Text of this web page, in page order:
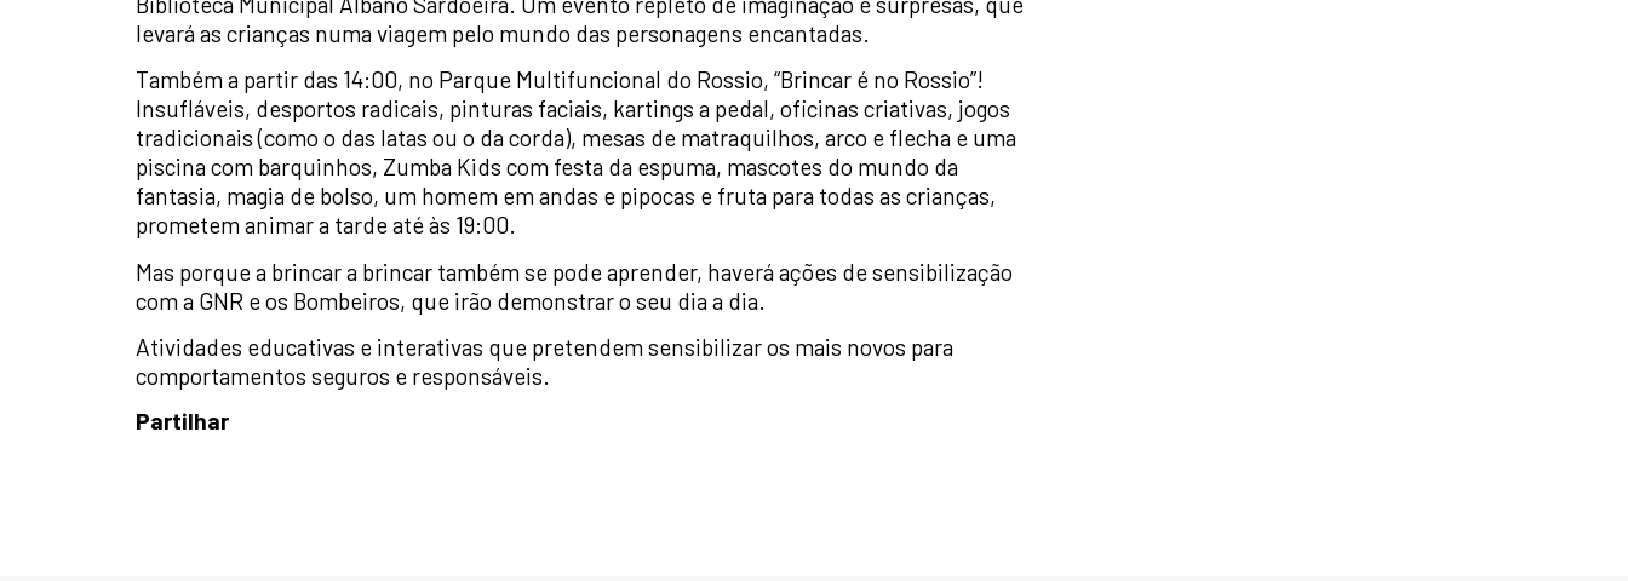
levará as crianças numa viagem pelo mundo das personagens encantadas.
Também a partir das 14:00, no Parque Multifuncional do Rossio, “Brincar é no Rossio”!
Insufláveis, desportos radicais, pinturas faciais, kartings a pedal, oficinas criativas, jogos
tradicionais (como o das latas ou o da corda), mesas de matraquilhos, arco e flecha e uma
piscina com barquinhos, Zumba Kids com festa da espuma, mascotes do mundo da
fantasia, magia de bolso, um homem em andas e pipocas e fruta para todas as crianças,
prometem animar a tarde até às 19:00.
Mas porque a brincar a brincar também se pode aprender, haverá ações de sensibilização
com a GNR e os Bombeiros, que irão demonstrar o seu dia a dia.
Atividades educativas e interativas que pretendem sensibilizar os mais novos para
comportamentos seguros e responsáveis.
Partilhar